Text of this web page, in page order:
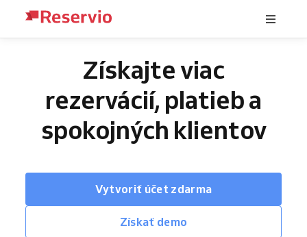
Získajte viac
rezervácií, platieb a
spokojných klientov
Vytvoriť účet zdarma
Získať demo